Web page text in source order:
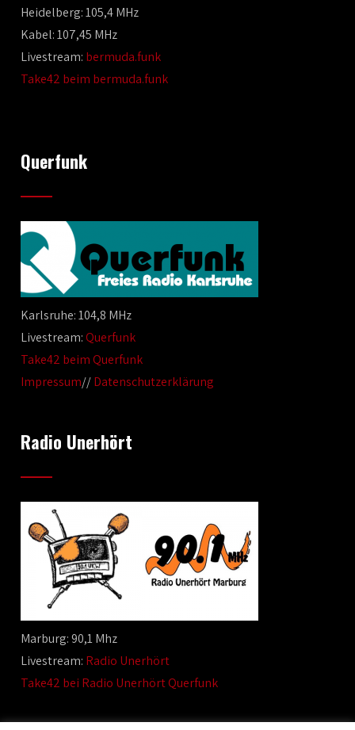
Heidelberg: 105,4 MHz
Kabel: 107,45 MHz
Livestream: bermuda.funk
Take42 beim bermuda.funk
Querfunk
Karlsruhe: 104,8 MHz
Livestream:Querfunk
Take42 beim Querfunk
Impressum//Datenschutzerklärung
Radio Unerhört
Marburg: 90,1 Mhz
Livestream: Radio Unerhört
Take42 bei Radio Unerhört Querfunk